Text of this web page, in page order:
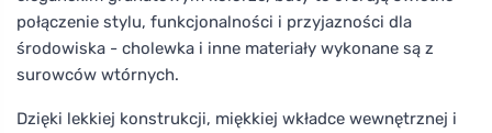
połączenie stylu, funkcjonalności i przyjazności dla
środowiska - cholewka i inne materiały wykonane są z
surowców wtórnych.
Dzięki lekkiej konstrukcji, miękkiej wkładce wewnętrznej i